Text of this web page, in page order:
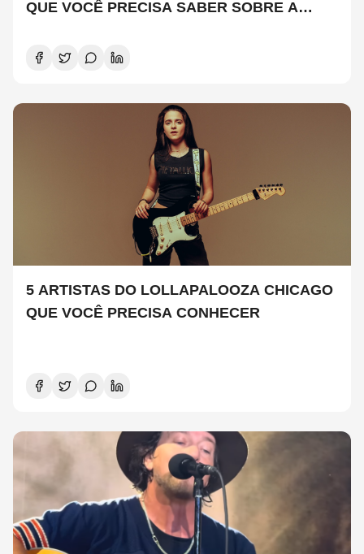
QUE VOCÊ PRECISA SABER SOBRE A
5 ARTISTAS DO LOLLAPALOOZA CHICAGO
QUE VOCÊ PRECISA CONHECER